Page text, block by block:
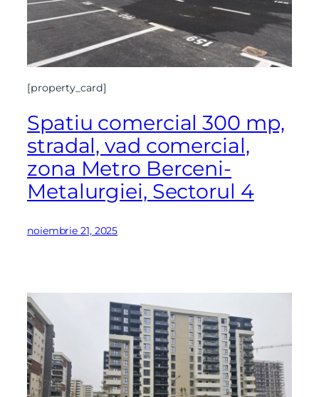
[property_card]
Spatiu comercial 300 mp,
stradal, vad comercial,
zona Metro Berceni-
Metalurgiei, Sectorul 4
noiembrie 21, 2025